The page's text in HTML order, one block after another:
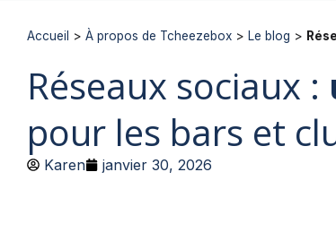
Accueil > À propos de Tcheezebox > Le blog >
Réseaux sociaux :
pour les bars et
Karen janvier 30, 2026